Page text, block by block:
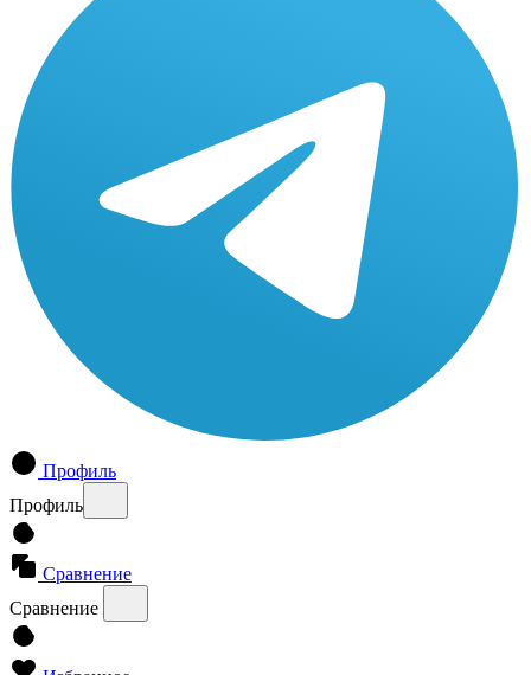
Профиль
Профиль
Сравнение
Сравнение